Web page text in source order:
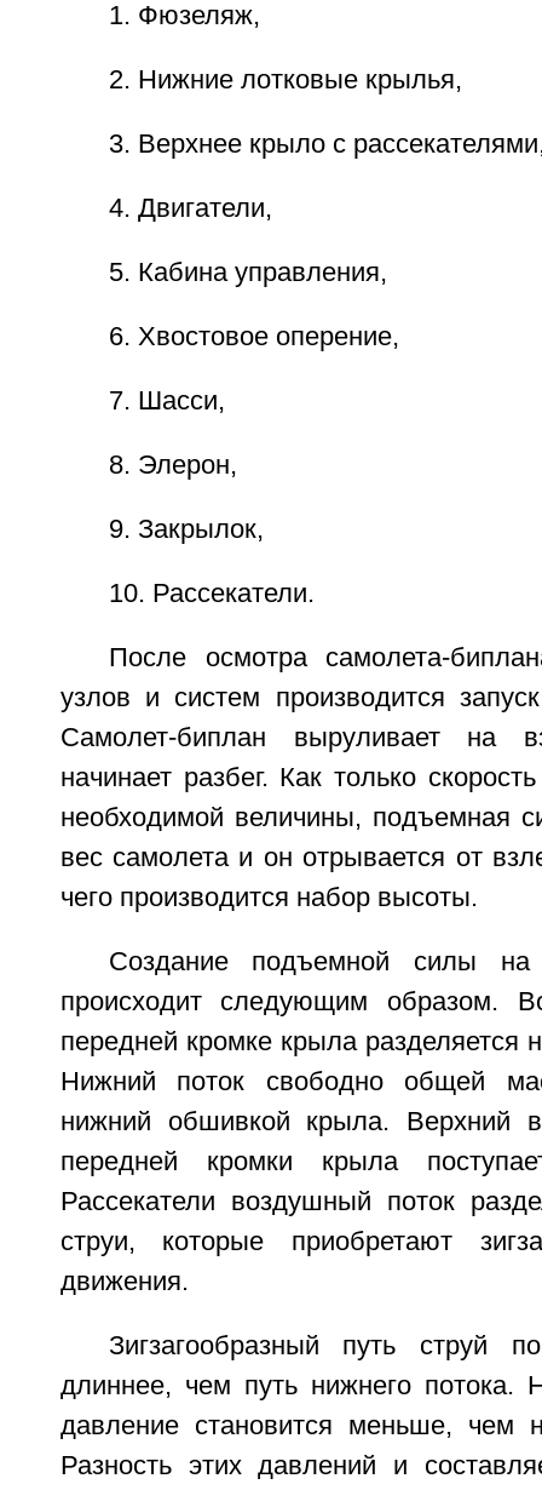
1. Фюзеляж,
2. Нижние лотковые крылья,
3. Верхнее крыло с
4. Двигатели,
5. Кабина управления,
6. Хвостовое оперение,
7. Шасси,
8. Элерон,
9. Закрылок,
10. Рассекатели.
После осмотра самолета-
узлов и систем производится
Самолет-биплан выруливает на
начинает разбег. Как только
необходимой величины, подъемная
вес самолета и он отрывается от
чего производится набор высоты.
Создание подъемной силы
происходит следующим образом.
передней кромке крыла разделяется
Нижний поток свободно общей
нижний обшивкой крыла. Верхний
передней кромки крыла
Рассекатели воздушный поток
струи, которые приобретают
движения.
Зигзагообразный путь струй
длиннее, чем путь нижнего потока.
давление становится меньше, чем
Разность этих давлений и